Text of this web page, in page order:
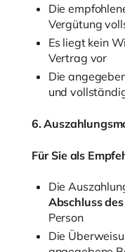
Die
Vergütung
Es liegt kein
Vertrag vor
Die
und
6.
Für Sie als
Die
Abschluss
Person
Die